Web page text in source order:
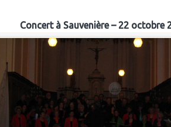
Concert à Sauvenière – 22 octobre